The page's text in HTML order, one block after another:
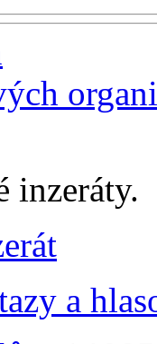
inzeráty.
a